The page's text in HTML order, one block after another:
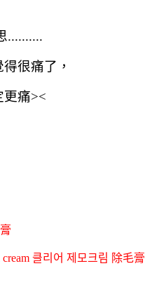
..........
很痛了，
更痛><
클리어 제모크림 除毛膏